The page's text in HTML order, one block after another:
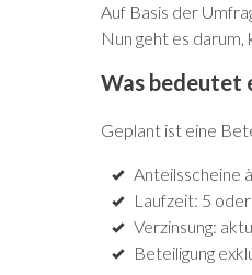
Auf Basis der
Nun geht es
Was bedeutet
Geplant ist eine
Anteilsscheine
Laufzeit: 5
Verzinsung:
Beteiligung